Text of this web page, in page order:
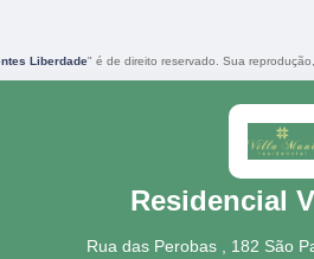
Liberdade" é de direito reservado. Sua
Residencial
Rua das Perobas , 182 São